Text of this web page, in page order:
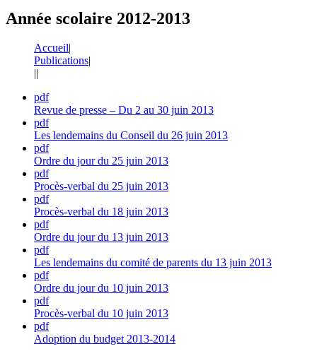
Année scolaire 2012-2013
Accueil|
Publications|
||
pdf
Revue de presse – Du 2 au 30 juin 2013
pdf
Les lendemains du Conseil du 26 juin 2013
pdf
Ordre du jour du 25 juin 2013
pdf
Procès-verbal du 25 juin 2013
pdf
Procès-verbal du 18 juin 2013
pdf
Ordre du jour du 13 juin 2013
pdf
Les lendemains du comité de parents du 13 juin 2013
pdf
Ordre du jour du 10 juin 2013
pdf
Procès-verbal du 10 juin 2013
pdf
Adoption du budget 2013-2014